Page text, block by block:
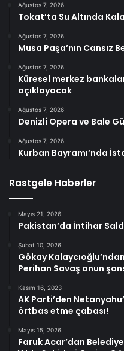
Ağustos 7, 2026
Tokat’ta Su Altında
Ağustos 7, 2026
Musa Paşa’nın Cansız
Ağustos 7, 2026
Küresel merkez
açıklayacak
Ağustos 7, 2026
Denizli Opera ve Bale
Ağustos 7, 2026
Kurban Bayramı’nda
Rastgele Haberler
Mayıs 21, 2026
Pakistan’da İntihar
Şubat 10, 2026
Gökay
Perihan Savaş onun
Kasım 16, 2023
AK Parti’den
örtbas etme çabası!
Mayıs 15, 2026
Faruk Acar’dan